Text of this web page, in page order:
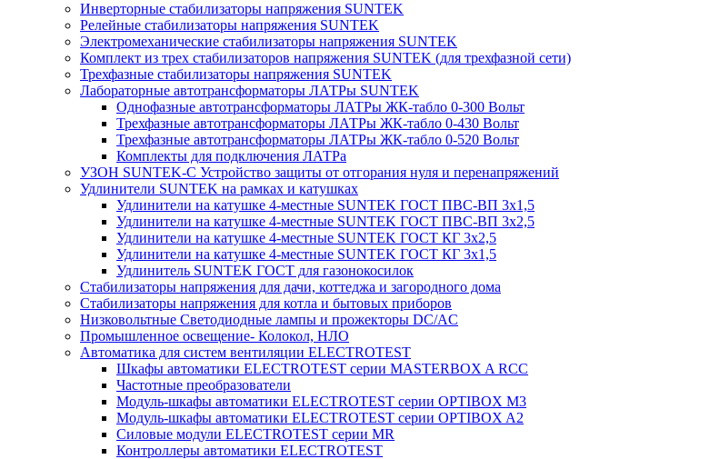
Инверторные стабилизаторы напряжения SUNTEK
Релейные стабилизаторы напряжения SUNTEK
Электромеханические стабилизаторы напряжения SUNTEK
Комплект из трех стабилизаторов напряжения SUNTEK (для трехфазной сети)
Трехфазные стабилизаторы напряжения SUNTEK
Лабораторные автотрансформаторы ЛАТРы SUNTEK
Однофазные автотрансформаторы ЛАТРы ЖК-табло 0-300 Вольт
Трехфазные автотрансформаторы ЛАТРы ЖК-табло 0-430 Вольт
Трехфазные автотрансформаторы ЛАТРы ЖК-табло 0-520 Вольт
Комплекты для подключения ЛАТРа
УЗОН SUNTEK-C Устройство защиты от отгорания нуля и перенапряжений
Удлинители SUNTEK на рамках и катушках
Удлинители на катушке 4-местные SUNTEK ГОСТ ПВС-ВП 3х1,5
Удлинители на катушке 4-местные SUNTEK ГОСТ ПВС-ВП 3х2,5
Удлинители на катушке 4-местные SUNTEK ГОСТ КГ 3х2,5
Удлинители на катушке 4-местные SUNTEK ГОСТ КГ 3х1,5
Удлинитель SUNTEK ГОСТ для газонокосилок
Стабилизаторы напряжения для дачи, коттеджа и загородного дома
Стабилизаторы напряжения для котла и бытовых приборов
Низковольтные Светодиодные лампы и прожекторы DC/AC
Промышленное освещение- Колокол, НЛО
Автоматика для систем вентиляции ELECTROTEST
Шкафы автоматики ELECTROTEST серии MASTERBOX A RCC
Частотные преобразователи
Модуль-шкафы автоматики ELECTROTEST серии OPTIBOX M3
Модуль-шкафы автоматики ELECTROTEST серии OPTIBOX A2
Силовые модули ELECTROTEST серии MR
Контроллеры автоматики ELECTROTEST